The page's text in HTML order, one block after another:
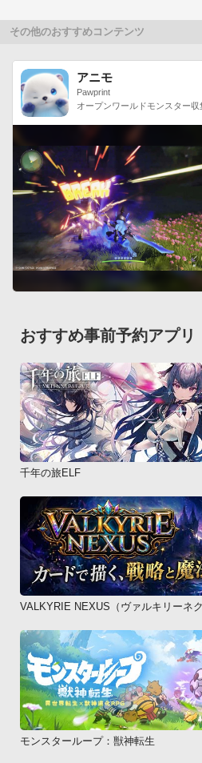
その他のおすすめコンテンツ
アニモ
Pawprint
オープンワールドモンスター収
おすすめ事前予約アプリ
千年の旅ELF
VALKYRIE NEXUS（ヴァルキリーネク
モンスターループ：獣神転生